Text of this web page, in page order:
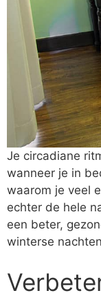
Je circadiane
wanneer je in
waarom je veel
echter de hele
een beter,
winterse